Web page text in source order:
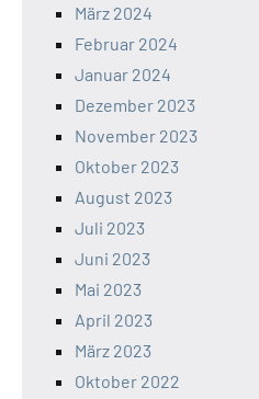
März 2024
Februar 2024
Januar 2024
Dezember 2023
November 2023
Oktober 2023
August 2023
Juli 2023
Juni 2023
Mai 2023
April 2023
März 2023
Oktober 2022